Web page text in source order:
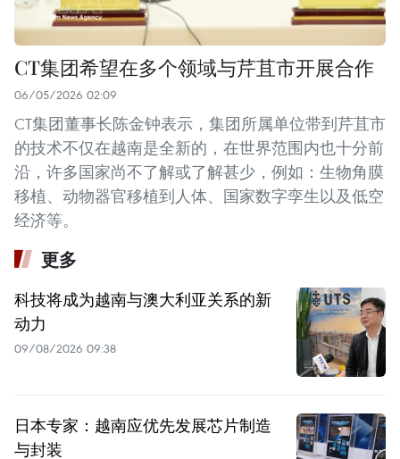
CT集团希望在多个领域与芹苴市开展合作
06/05/2026 02:09
CT集团董事长陈金钟表示，集团所属单位带到芹苴市
的技术不仅在越南是全新的，在世界范围内也十分前
沿，许多国家尚不了解或了解甚少，例如：生物角膜
移植、动物器官移植到人体、国家数字孪生以及低空
经济等。
更多
科技将成为越南与澳大利亚关系的新
动力
09/08/2026 09:38
日本专家：越南应优先发展芯片制造
与封装